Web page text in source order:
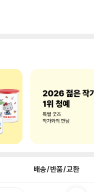
배송/반품/교환